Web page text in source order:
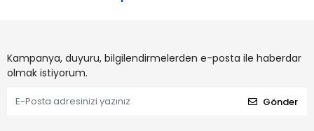
Kampanya, duyuru, bilgilendirmelerden e-posta ile haberdar
olmak istiyorum.
Gönder